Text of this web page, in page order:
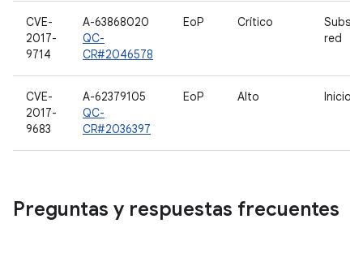
CVE-
2017-
9714
A-63868020
QC-
CR#2046578
EoP Crítico
red
CVE-
2017-
9683
A-62379105
QC-
CR#2036397
EoP Alto Inicio
Preguntas y respuestas frecuentes